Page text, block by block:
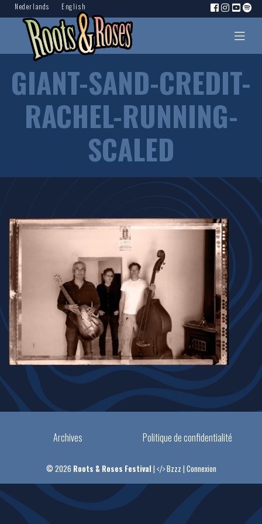
Nederlands English
GIANT-SAND-CREDIT-
RACHEL-RUNNING-
SCALED
Archives Politique de confidentialité
© 2026 Roots & Roses Festival | Bzzz | Connexion